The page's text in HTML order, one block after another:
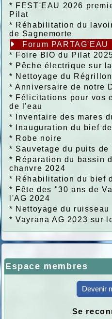
* FEST'EAU 2026
Pilat
* Réhabilitation du
de Sagnemorte
Forum PARTAG'EAU
* Foire BIO du Pilat
* Pêche électrique sur
* Nettoyage du
*Anniversaire de notre
* Félicitations pour vos
de l'eau
*
Inventaire des mares
*
Inauguration du bief
* Robe noire
* Sauvetage du puits de
* Réparation du bassin
chanvre 2024
* Réhabilitation du bief
* Fête des "30 ans de
l'AG 2024
* Nettoyage du
*Vayrana AG 2023 sur
Espace membres
Devenir
Se